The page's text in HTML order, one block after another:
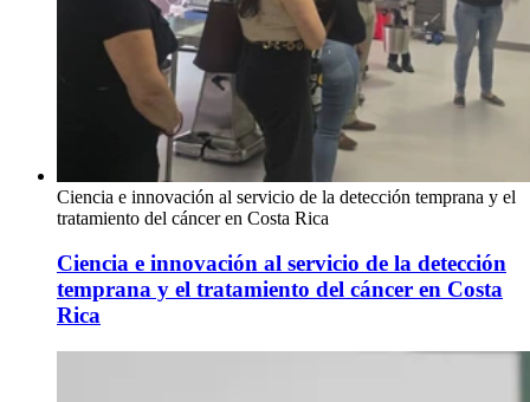
Ciencia e innovación al servicio de la detección temprana y el
tratamiento del cáncer en Costa Rica
Ciencia e innovación al servicio de la detección
temprana y el tratamiento del cáncer en Costa
Rica